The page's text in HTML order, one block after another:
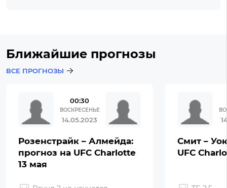
Ближайшие прогнозы
ВСЕ ПРОГНОЗЫ
00:30
ВОСКРЕСЕНЬЕ
14.05.2023
Розенстрайк – Алмейда:
прогноз на UFC Charlotte
13 мая
Смит –
UFC